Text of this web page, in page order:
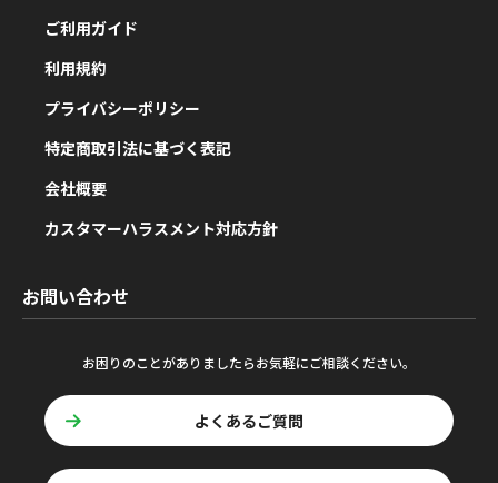
ご利用ガイド
利用規約
プライバシーポリシー
特定商取引法に基づく表記
会社概要
カスタマーハラスメント対応方針
お問い合わせ
お困りのことがありましたらお気軽にご相談ください。
よくあるご質問